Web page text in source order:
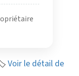
Voir le détail de